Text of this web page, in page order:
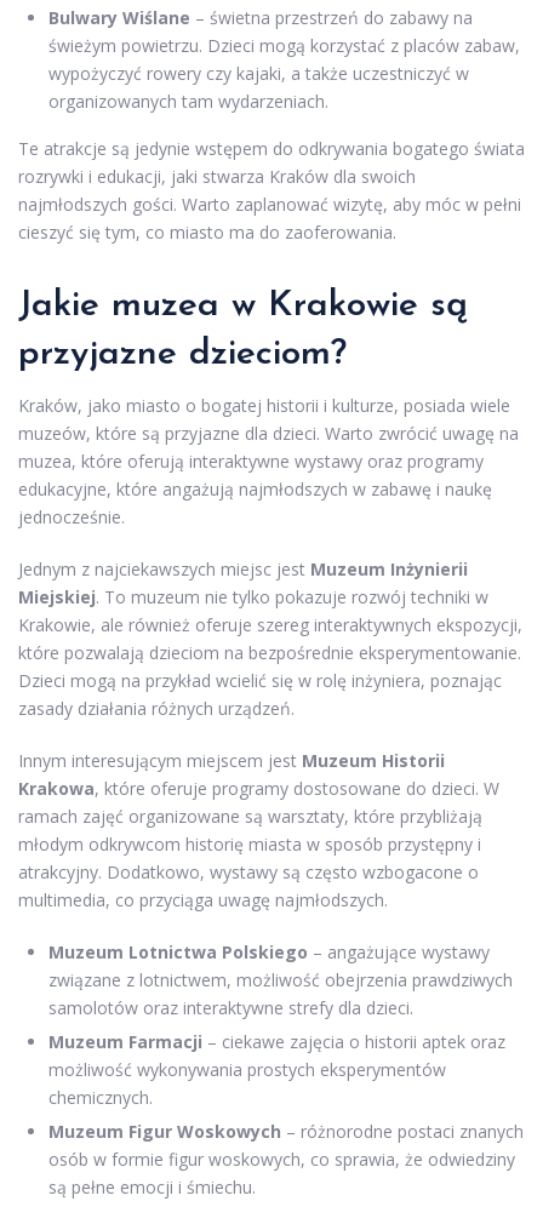
Bulwary Wiślane – świetna przestrzeń do zabawy na
świeżym powietrzu. Dzieci mogą korzystać z placów zabaw,
wypożyczyć rowery czy kajaki, a także uczestniczyć w
organizowanych tam wydarzeniach.
Te atrakcje są jedynie wstępem do odkrywania bogatego świata
rozrywki i edukacji, jaki stwarza Kraków dla swoich
najmłodszych gości. Warto zaplanować wizytę, aby móc w pełni
cieszyć się tym, co miasto ma do zaoferowania.
Jakie muzea w Krakowie są
przyjazne dzieciom?
Kraków, jako miasto o bogatej historii i kulturze, posiada wiele
muzeów, które są przyjazne dla dzieci. Warto zwrócić uwagę na
muzea, które oferują interaktywne wystawy oraz programy
edukacyjne, które angażują najmłodszych w zabawę i naukę
jednocześnie.
Jednym z najciekawszych miejsc jest Muzeum Inżynierii
Miejskiej. To muzeum nie tylko pokazuje rozwój techniki w
Krakowie, ale również oferuje szereg interaktywnych ekspozycji,
które pozwalają dzieciom na bezpośrednie eksperymentowanie.
Dzieci mogą na przykład wcielić się w rolę inżyniera, poznając
zasady działania różnych urządzeń.
Innym interesującym miejscem jest Muzeum Historii
Krakowa, które oferuje programy dostosowane do dzieci. W
ramach zajęć organizowane są warsztaty, które przybliżają
młodym odkrywcom historię miasta w sposób przystępny i
atrakcyjny. Dodatkowo, wystawy są często wzbogacone o
multimedia, co przyciąga uwagę najmłodszych.
Muzeum Lotnictwa Polskiego – angażujące wystawy
związane z lotnictwem, możliwość obejrzenia prawdziwych
samolotów oraz interaktywne strefy dla dzieci.
Muzeum Farmacji – ciekawe zajęcia o historii aptek oraz
możliwość wykonywania prostych eksperymentów
chemicznych.
Muzeum Figur Woskowych – różnorodne postaci znanych
osób w formie figur woskowych, co sprawia, że odwiedziny
są pełne emocji i śmiechu.